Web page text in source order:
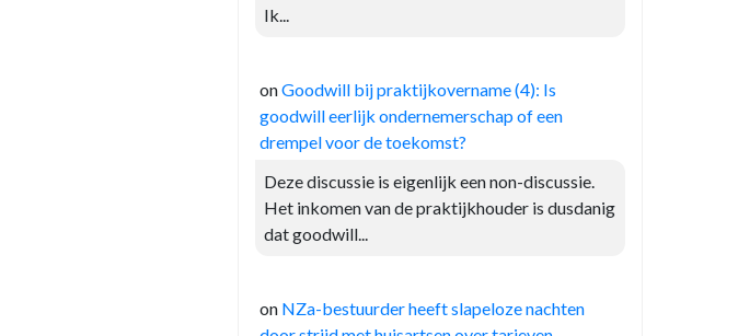
Ik...
onGoodwill bij praktijkovername (4): Is
goodwill eerlijk ondernemerschap of een
drempel voor de toekomst?
Deze discussie is eigenlijk een non-discussie.
Het inkomen van de praktijkhouder is dusdanig
dat goodwill...
on NZa-bestuurder heeft slapeloze nachten